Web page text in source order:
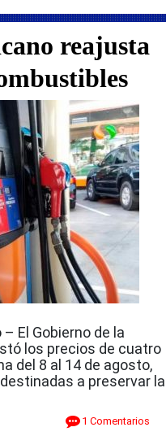
reajusta
El Gobierno de la
los precios de cuatro
del 8 al 14 de agosto,
a preservar la
1 Comentarios